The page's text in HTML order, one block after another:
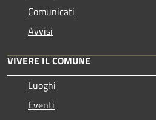
Comunicati
Avvisi
VIVERE IL COMUNE
Luoghi
Eventi